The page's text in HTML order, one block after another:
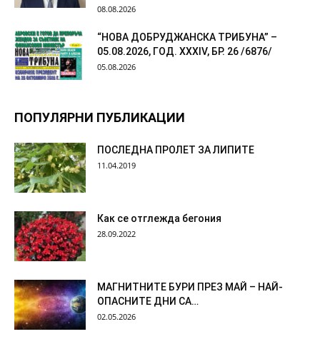
08.08.2026
“НОВА ДОБРУДЖАНСКА ТРИБУНА” –
05.08.2026, ГОД. XXХIV, БР. 26 /6876/
05.08.2026
ПОПУЛЯРНИ ПУБЛИКАЦИИ
ПОСЛЕДНА ПРОЛЕТ ЗА ЛИПИТЕ
11.04.2019
Как се отглежда бегония
28.09.2022
МАГНИТНИТЕ БУРИ ПРЕЗ МАЙ – НАЙ-
ОПАСНИТЕ ДНИ СА…
02.05.2026